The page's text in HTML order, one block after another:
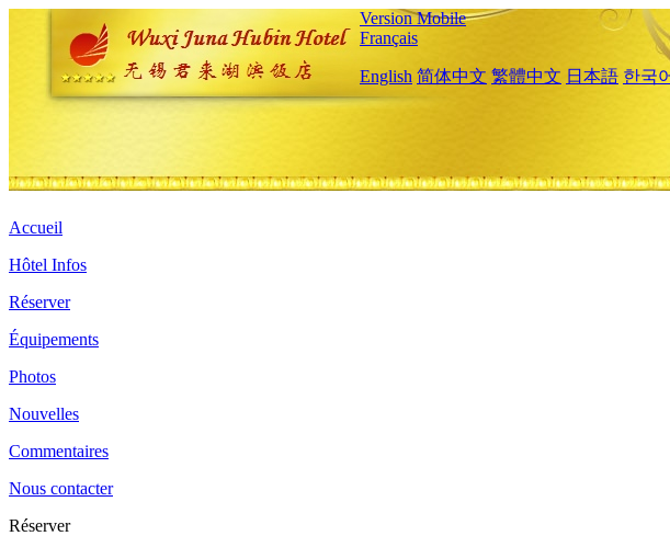
Version Mobile
Français
English 简体中文 繁體中文 日本語 한국
Accueil
Hôtel Infos
Réserver
Équipements
Photos
Nouvelles
Commentaires
Nous contacter
Réserver